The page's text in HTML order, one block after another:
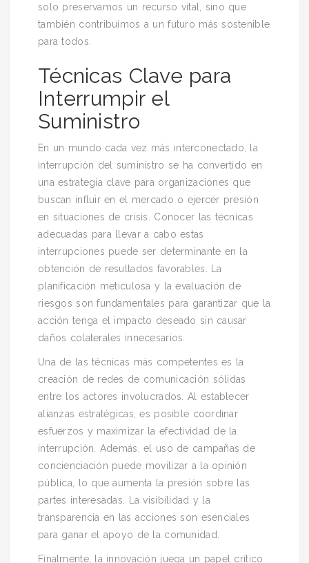
solo preservamos un recurso vital, sino que
también contribuimos a un futuro más sostenible
para todos.
Técnicas Clave para
Interrumpir el
Suministro
En un mundo cada vez más interconectado, la
interrupción del suministro se ha convertido en
una estrategia clave para organizaciones que
buscan influir en el mercado o ejercer presión
en situaciones de crisis. Conocer las técnicas
adecuadas para llevar a cabo estas
interrupciones puede ser determinante en la
obtención de resultados favorables. La
planificación meticulosa y la evaluación de
riesgos son fundamentales para garantizar que la
acción tenga el impacto deseado sin causar
daños colaterales innecesarios.
Una de las técnicas más competentes es la
creación de redes de comunicación sólidas
entre los actores involucrados. Al establecer
alianzas estratégicas, es posible coordinar
esfuerzos y maximizar la efectividad de la
interrupción. Además, el uso de campañas de
concienciación puede movilizar a la opinión
pública, lo que aumenta la presión sobre las
partes interesadas. La visibilidad y la
transparencia en las acciones son esenciales
para ganar el apoyo de la comunidad.
Finalmente, la innovación juega un papel crítico